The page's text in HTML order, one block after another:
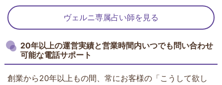
ヴェルニ専属占い師を見る
20年以上の運営実績と営業時間内いつでも問い合わせ
可能な電話サポート
創業から20年以上もの間、常にお客様の「こうして欲し